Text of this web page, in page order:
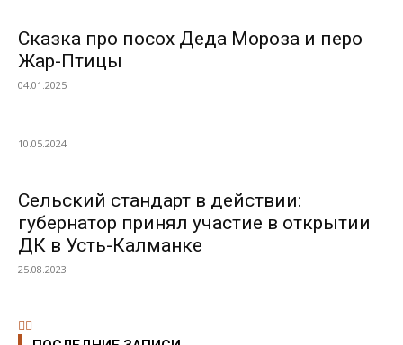
Сказка про посох Деда Мороза и перо
Жар-Птицы
04.01.2025
10.05.2024
Сельский стандарт в действии:
губернатор принял участие в открытии
ДК в Усть-Калманке
25.08.2023